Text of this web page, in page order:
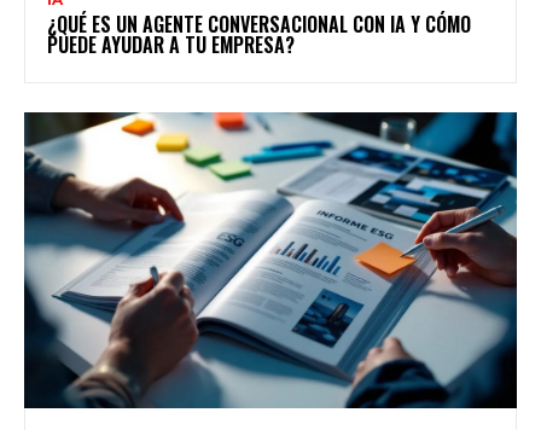
¿QUÉ ES UN AGENTE CONVERSACIONAL CON IA Y CÓMO
PUEDE AYUDAR A TU EMPRESA?